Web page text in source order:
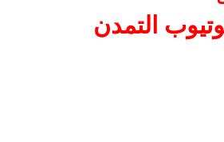
التمدن